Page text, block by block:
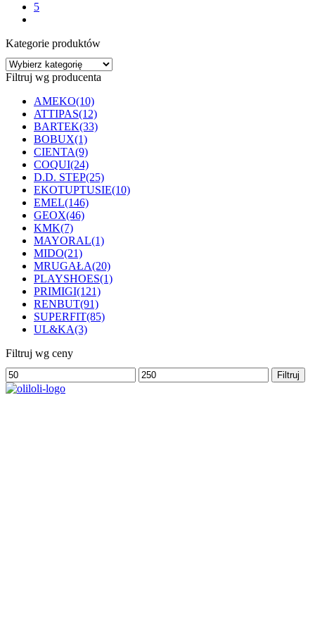
na
stronie
produktu
5
Kategorie produktów
Filtruj wg producenta
AMEKO(10)
ATTIPAS(12)
BARTEK(33)
BOBUX(1)
CIENTA(9)
COQUI(24)
D.D. STEP(25)
EKOTUPTUSIE(10)
EMEL(146)
GEOX(46)
KMK(7)
MAYORAL(1)
MIDO(21)
MRUGAŁA(20)
PLAYSHOES(1)
PRIMIGI(121)
RENBUT(91)
SUPERFIT(85)
UL&KA(3)
Filtruj wg ceny
Cena
min
Cena
max
Filtruj